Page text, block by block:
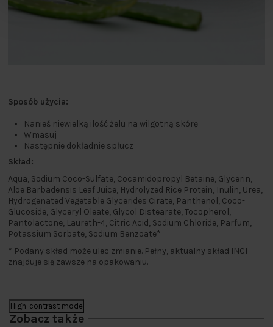
Sposób użycia:
Nanieś niewielką ilość żelu na wilgotną skórę
Wmasuj
Następnie dokładnie spłucz
Skład:
Aqua, Sodium Coco-Sulfate, Cocamidopropyl Betaine, Glycerin,
Aloe Barbadensis Leaf Juice, Hydrolyzed Rice Protein, Inulin, Urea,
Hydrogenated Vegetable Glycerides Cirate, Panthenol, Coco-
Glucoside, Glyceryl Oleate, Glycol Distearate, Tocopherol,
Pantolactone, Laureth-4, Citric Acid, Sodium Chloride, Parfum,
Potassium Sorbate, Sodium Benzoate*
* Podany skład może ulec zmianie. Pełny, aktualny skład INCI
znajduje się zawsze na opakowaniu.
High-contrast mode
Zobacz także